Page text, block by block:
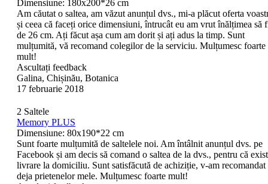
Dimensiune: 180x200*26 cm
Am căutat o saltea, am văzut anunțul dvs., mi-a plăcut oferta
și ceea că faceți orice dimensiuni, întrucât eu am vrut înălțimea să
de 26 cm. Ați făcut așa cum am dorit și ați adus la timp. Sunt
mulțumită, vă recomand colegilor de la serviciu. Mulțumesc foarte
mult!
Ascultați feedback
Galina, Chișinău, Botanica
17 februarie 2018
2 Saltele
Memory PLUS
Dimensiune: 80x190*22 cm
Sunt foarte mulțumită de saltelele noi. Am întâlnit anunțul dvs. pe
Facebook și am decis să comand o saltea de la dvs., pentru că
livrare la domiciliu. Sunt satisfăcută de achiziție, v-am recomandat
deja prietenelor mele. Mulțumesc foarte mult!